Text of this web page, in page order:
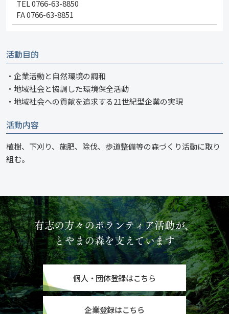
TEL 0766-63-8850
FA 0766-63-8851
活動目的
・企業活動と自然環境の調和
・地域社会と協調した環境保全活動
・地域社会への貢献を追求する21世紀型企業の実現
活動内容
植樹、下刈り、施肥、除伐、歩道整備等の森づくり活動に取り
組む。
有志の方々のボランティア活動が、
とやまの森を支えています
個人・団体登録はこちら
企業登録はこちら